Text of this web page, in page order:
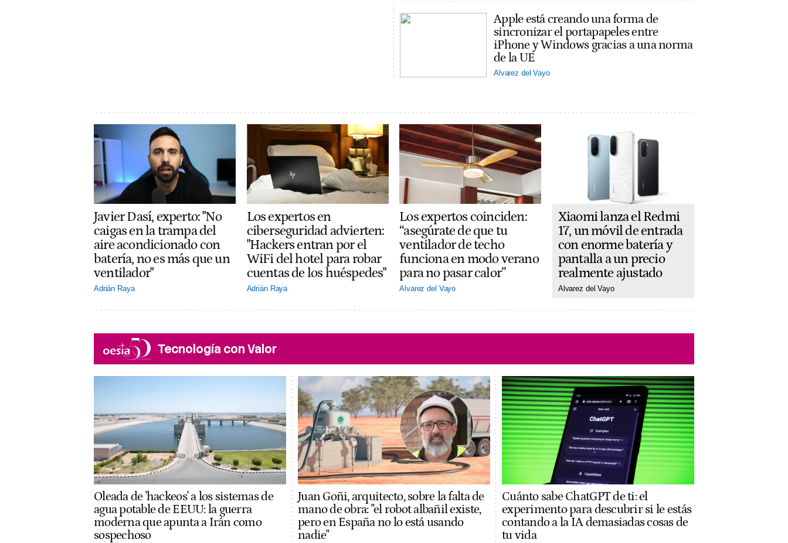
Apple está creando una forma de
sincronizar el portapapeles entre
iPhone y Windows gracias a una norma
de la UE
Alvarez del Vayo
Javier Dasí, experto: "No
caigas en la trampa del
aire acondicionado con
batería, no es más que un
ventilador"
Adrián Raya
Los expertos en
ciberseguridad advierten:
"Hackers entran por el
WiFi del hotel para robar
cuentas de los huéspedes"
Adrián Raya
Los expertos coinciden:
“asegúrate de que tu
ventilador de techo
funciona en modo verano
para no pasar calor”
Alvarez del Vayo
Xiaomi lanza el Redmi
17, un móvil de entrada
con enorme batería y
pantalla a un precio
realmente ajustado
Alvarez del Vayo
Tecnología con Valor
Oleada de 'hackeos' a los sistemas de
agua potable de EEUU: la guerra
moderna que apunta a Irán como
sospechoso
Juan Goñi, arquitecto, sobre la falta de
mano de obra: "el robot albañil existe,
pero en España no lo está usando
nadie"
Cuánto sabe ChatGPT de ti: el
experimento para descubrir si le estás
contando a la IA demasiadas cosas de
tu vida